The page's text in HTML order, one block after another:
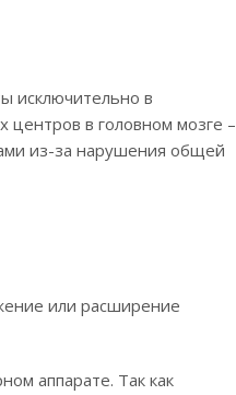
исключительно в
в головном мозге –
из-за нарушения общей
или расширение
аппарате. Так как